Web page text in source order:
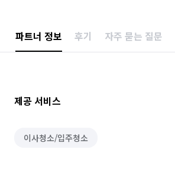
파트너 정보 후기 자주 묻는 질문
제공 서비스
이사청소/입주청소